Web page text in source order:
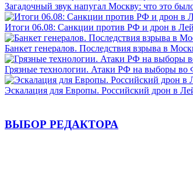
Загадочный звук напугал Москву: что это
Итоги 06.08: Санкции против РФ и дрон в
Банкет генералов. Последствия взрыва в
Грязные технологии. Атаки РФ на выборы во
Эскалация для Европы. Российский дрон в
ВЫБОР РЕДАКТОРА